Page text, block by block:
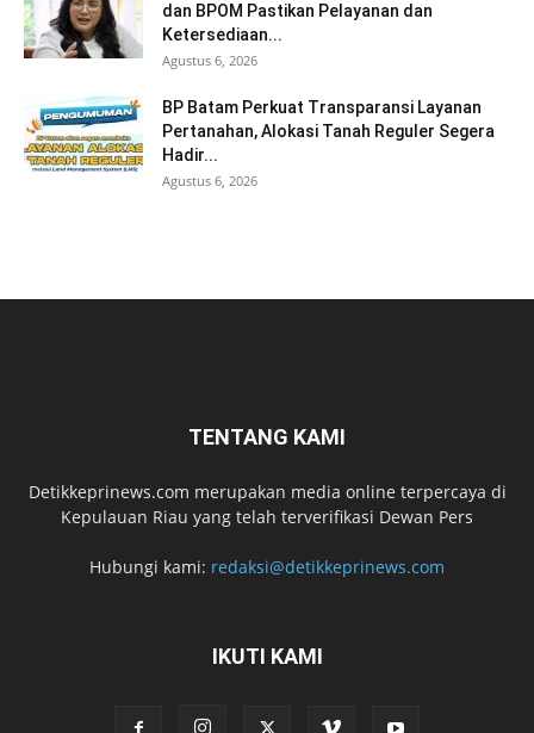
dan BPOM Pastikan Pelayanan dan
Ketersediaan...
Agustus 6, 2026
BP Batam Perkuat Transparansi Layanan
Pertanahan, Alokasi Tanah Reguler Segera
Hadir...
Agustus 6, 2026
TENTANG KAMI
Detikkeprinews.com merupakan media online terpercaya di
Kepulauan Riau yang telah terverifikasi Dewan Pers
Hubungi kami: redaksi@detikkeprinews.com
IKUTI KAMI